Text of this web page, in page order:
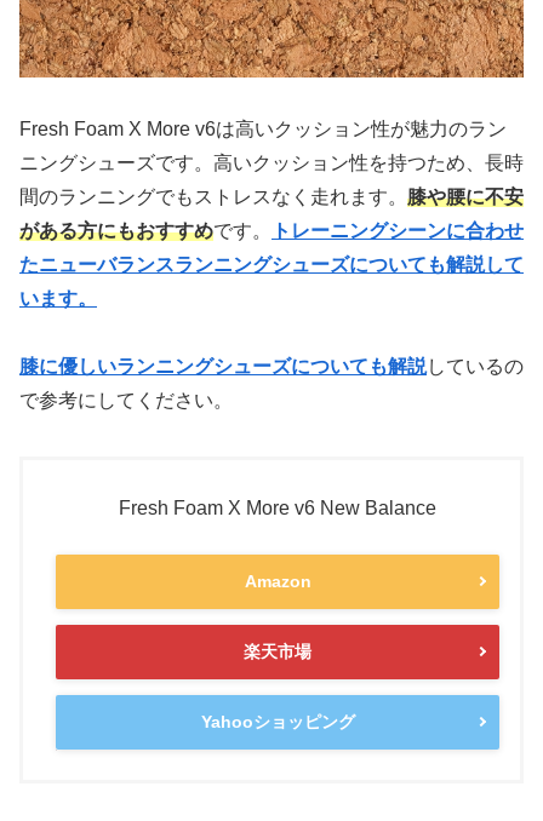
Fresh Foam X More v6は高いクッション性が魅力のラン
ニングシューズです。高いクッション性を持つため、長時
間のランニングでもストレスなく走れます。 膝や腰に不安
がある方にもおすすめです。
トレーニングシーンに合わせ
たニューバランスランニングシューズについても解説して
います。
膝に優しいランニングシューズについても解説しているの
で参考にしてください。
Fresh Foam X More v6 New Balance
Amazon
楽天市場
Yahooショッピング